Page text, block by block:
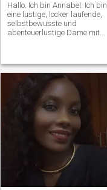
Hallo. Ich bin Annabel. Ich bin
eine lustige, locker laufende,
selbstbewusste und
abenteuerlustige Dame mit
beschäftigt bin, Lebensmittel
für meine Nation anzubauen,
genieße ich Spaziergänge
auf dem Land, koche,
schwimme und erfahre
verschiedene Kulturen um
mich herum. Ich habe eine
Leidenschaft für Reisen in
meinem Land. Ich habe
versucht, den
kilimandscharo zu besteigen
(ohne viel Erfolg), Ausflüge
zum Serengeti-Nationalpark
zu genießen, um die Tierwelt